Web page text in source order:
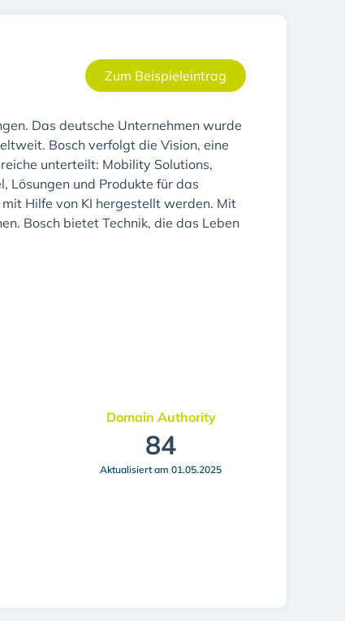
Zum Beispieleintrag
Das deutsche Unternehmen wurde
Bosch verfolgt die Vision, eine
unterteilt: Mobility Solutions,
Lösungen und Produkte für das
Hilfe von KI hergestellt werden. Mit
Bosch bietet Technik, die das Leben
Domain Authority
84
Aktualisiert am 01.05.2025